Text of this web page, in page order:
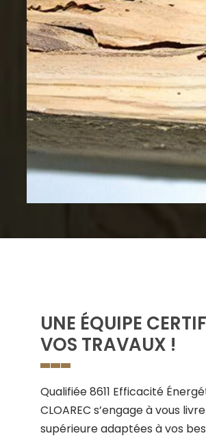
UNE ÉQUIPE
VOS TRAVAUX !
Qualifiée 8611 Efficacité
CLOAREC s’engage à vous
supérieure adaptées à vos